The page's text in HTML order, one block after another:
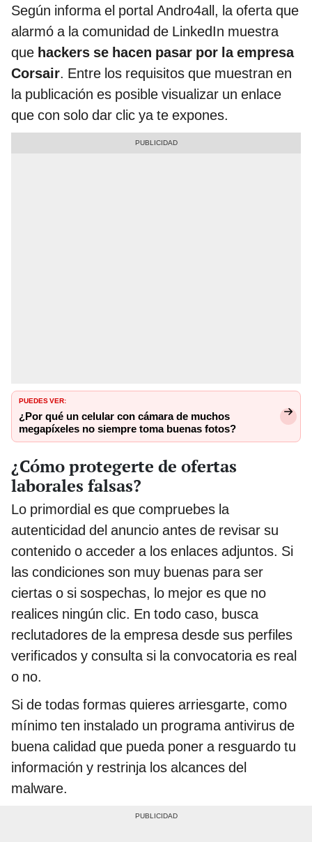
Según informa el portal Andro4all, la oferta que
alarmó a la comunidad de LinkedIn muestra
que hackers se hacen pasar por la empresa
Corsair. Entre los requisitos que muestran en
la publicación es posible visualizar un enlace
que con solo dar clic ya te expones.
PUEDES VER:
¿Por qué un celular con cámara de muchos
megapíxeles no siempre toma buenas fotos?
¿Cómo protegerte de ofertas
laborales falsas?
Lo primordial es que compruebes la
autenticidad del anuncio antes de revisar su
contenido o acceder a los enlaces adjuntos. Si
las condiciones son muy buenas para ser
ciertas o si sospechas, lo mejor es que no
realices ningún clic. En todo caso, busca
reclutadores de la empresa desde sus perfiles
verificados y consulta si la convocatoria es real
o no.
Si de todas formas quieres arriesgarte, como
mínimo ten instalado un programa antivirus de
buena calidad que pueda poner a resguardo tu
información y restrinja los alcances del
malware.